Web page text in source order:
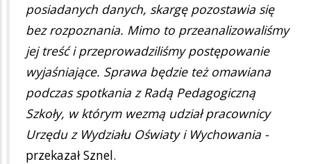
posiadanych danych, skargę pozostawia się
bez rozpoznania. Mimo to przeanalizowaliśmy
jej treść i przeprowadziliśmy postępowanie
wyjaśniające. Sprawa będzie też omawiana
podczas spotkania z Radą Pedagogiczną
Szkoły, w którym wezmą udział pracownicy
Urzędu z Wydziału Oświaty i Wychowania -
przekazał Sznel.